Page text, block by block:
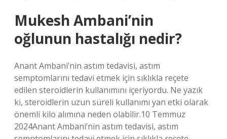
Mukesh Ambani’nin
oğlunun hastalığı nedir?
Anant Ambani’nin astım tedavisi, astım
semptomlarını tedavi etmek için sıklıkla reçete
edilen steroidlerin kullanımını içeriyordu. Ne yazık
ki, steroidlerin uzun süreli kullanımı yan etki olarak
önemli kilo alımına neden olabilir.10 Temmuz
2024Anant Ambani’nin astım tedavisi, astım